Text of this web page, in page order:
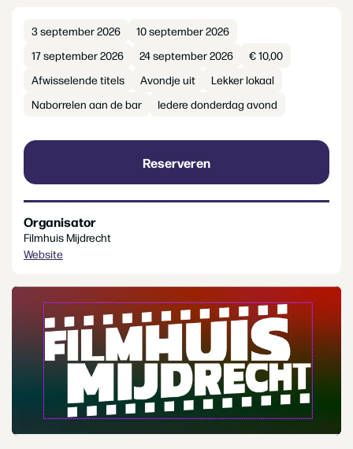
3 september 2026
10 september 2026
17 september 2026
24 september 2026
€ 10,00
Afwisselende titels
Avondje uit
Lekker lokaal
Naborrelen aan de bar
Iedere donderdag avond
Reserveren
Organisator
Filmhuis Mijdrecht
Website